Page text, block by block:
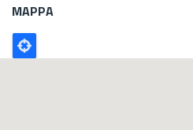
MAPPA
Poligono
GEO